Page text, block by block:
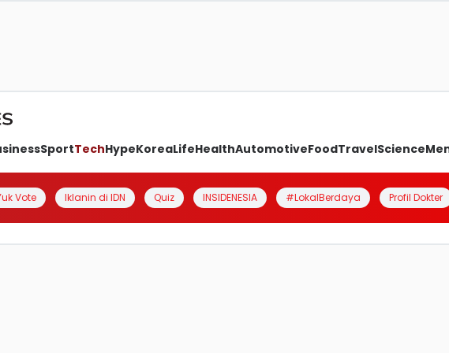
SportTechHypeKoreaLifeHealthAutomotiveFoodTravelScience
Vote Iklanin di IDN Quiz INSIDENESIA #LokalBerdaya Profil Dokter